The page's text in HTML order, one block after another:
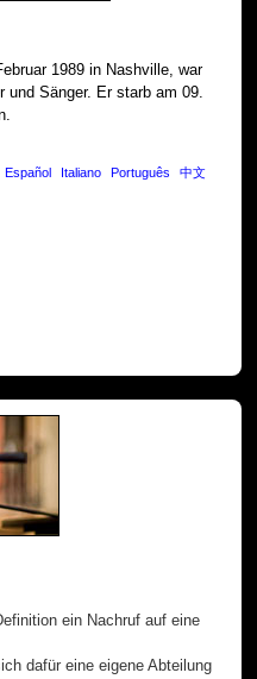
1989 in Nashville, war
Sänger. Er starb am 09.
Español Italiano Português 中文
ein Nachruf auf eine
dafür eine eigene Abteilung